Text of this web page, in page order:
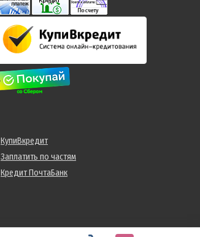
КупиВкредит
Заплатить по частям
Кредит ПочтаБанк